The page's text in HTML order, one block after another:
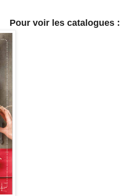
Pour voir les catalogues :